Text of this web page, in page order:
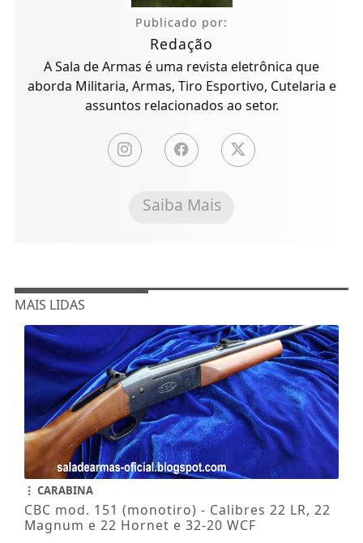
Publicado por:
Redação
A Sala de Armas é uma revista eletrônica que
aborda Militaria, Armas, Tiro Esportivo, Cutelaria e
assuntos relacionados ao setor.
Saiba Mais
MAIS LIDAS
CARABINA
CBC mod. 151 (monotiro) - Calibres 22 LR, 22
Magnum e 22 Hornet e 32-20 WCF